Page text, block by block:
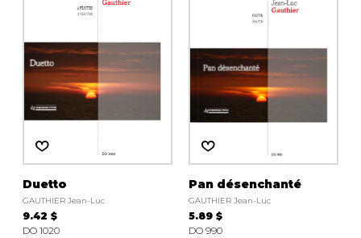
Duetto
GAUTHIER Jean-Luc
9.42 $
DO 1020
Pan désenchanté
GAUTHIER Jean-Luc
5.89 $
DO 990